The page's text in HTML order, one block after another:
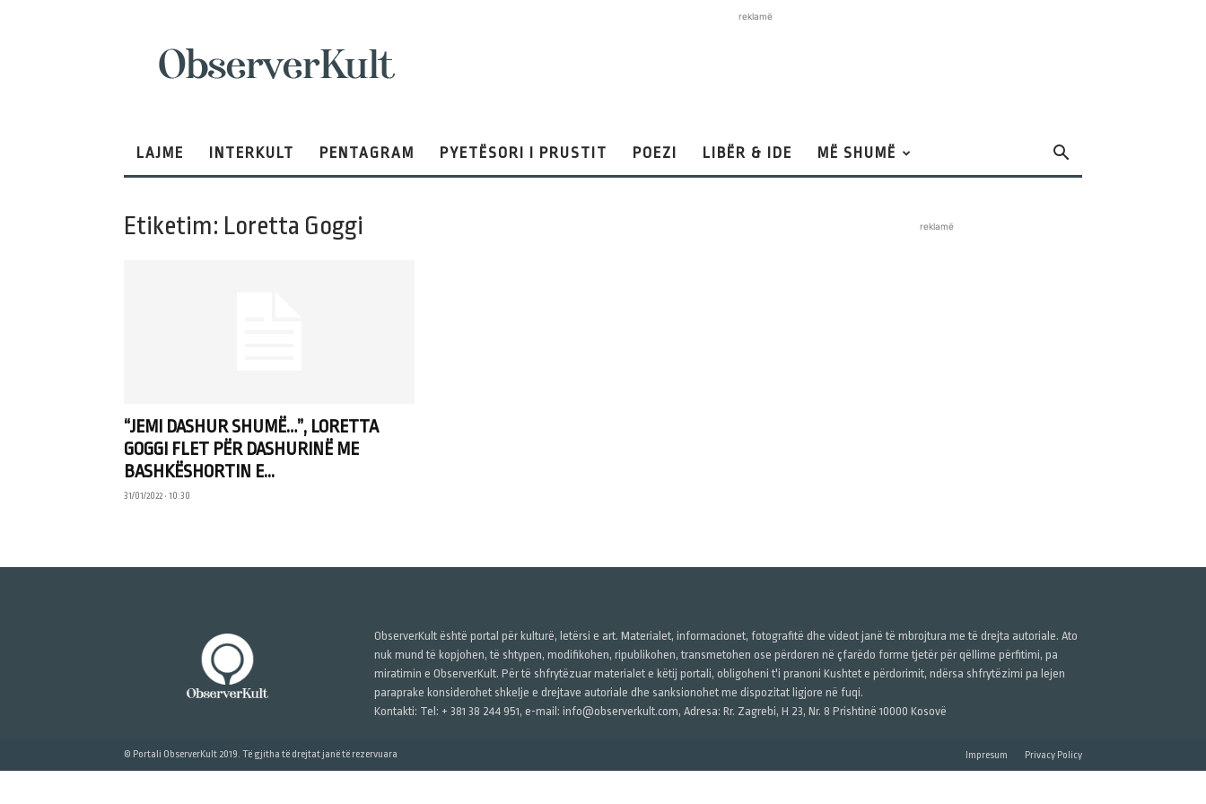
reklamë
LAJME INTERKULT PENTAGRAM PYETËSORI I PRUSTIT POEZI LIBËR & IDE MË SHUMË
Etiketim: Loretta Goggi
“JEMI DASHUR SHUMË…”, LORETTA
GOGGI FLET PËR DASHURINË ME
BASHKËSHORTIN E...
31/01/2022 • 10:30
reklamë
ObserverKult është portal për kulturë, letërsi e art. Materialet, informacionet, fotografitë dhe videot janë të mbrojtura me të drejta autoriale. Ato
nuk mund të kopjohen, të shtypen, modifikohen, ripublikohen, transmetohen ose përdoren në çfarëdo forme tjetër për qëllime përfitimi, pa
miratimin e ObserverKult. Për të shfrytëzuar materialet e këtij portali, obligoheni t'i pranoni Kushtet e përdorimit, ndërsa shfrytëzimi pa lejen
paraprake konsiderohet shkelje e drejtave autoriale dhe sanksionohet me dispozitat ligjore në fuqi.
Kontakti: Tel: + 381 38 244 951, e-mail: info@observerkult.com, Adresa: Rr. Zagrebi, H 23, Nr. 8 Prishtinë 10000 Kosovë
Impresum Privacy Policy
© Portali ObserverKult 2019. Të gjitha të drejtat janë të rezervuara